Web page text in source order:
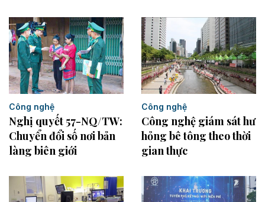
Công nghệ
Nghị quyết 57-NQ/TW:
Chuyển đổi số nơi bản
làng biên giới
Công nghệ
Công nghệ giám sát hư
hỏng bê tông theo thời
gian thực